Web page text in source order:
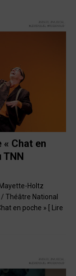
Chat en
TNN
Holtz
Théâtre National
en poche »
[ Lire